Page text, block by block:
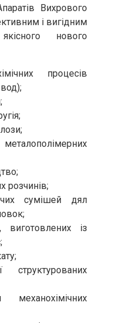
Вихрового
і вигідним
нового
процесів
розчинів;
сумішей дял
виготовлених із
структурованих